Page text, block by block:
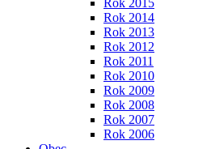
Rok 2015
Rok 2014
Rok 2013
Rok 2012
Rok 2011
Rok 2010
Rok 2009
Rok 2008
Rok 2007
Rok 2006